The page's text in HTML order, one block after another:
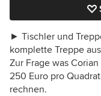
► Tischler und
komplette Treppe
Zur Frage was
250 Euro pro
rechnen.